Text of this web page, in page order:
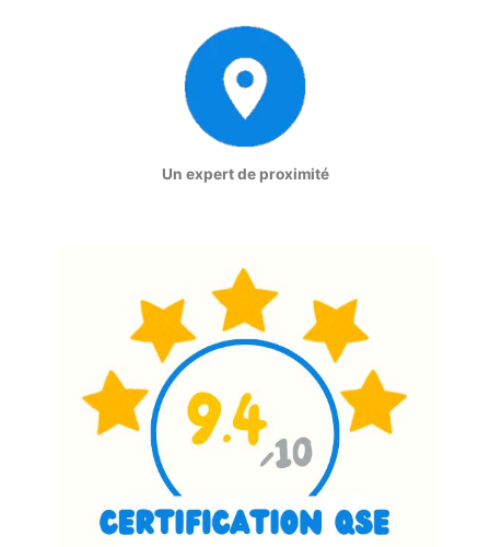
Un expert de proximité